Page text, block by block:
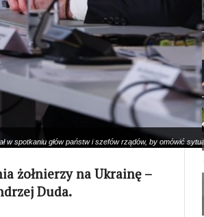
w spotkaniu głów państw i szefów rządów, by omówić
żołnierzy na Ukrainę –
Duda.